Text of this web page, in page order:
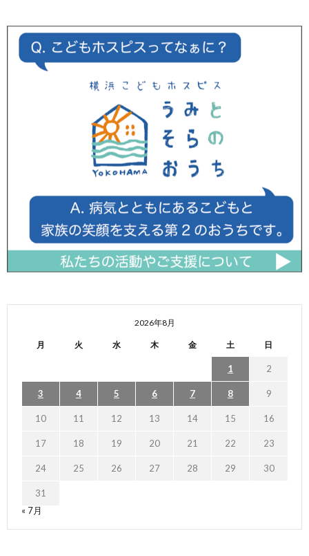
2026年8月
月 火 水 木 金 土 日
1 2
3 4 5 6 7 8 9
10 11 12 13 14 15 16
17 18 19 20 21 22 23
24 25 26 27 28 29 30
31
« 7月